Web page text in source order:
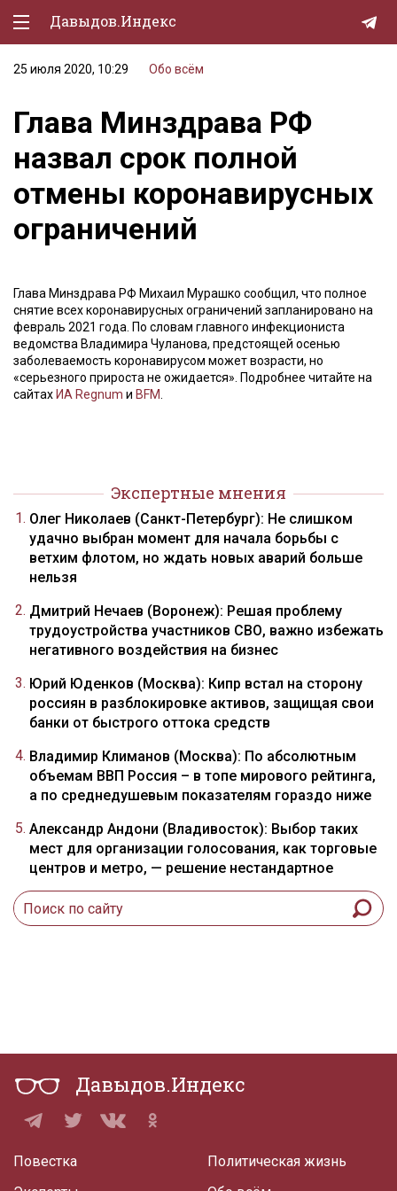
Давыдов.Индекс
Политическая жизнь
Экономика
Природа
Образование
Спорт
Lifestyle
Мурзилка
25 июля 2020, 10:29 Обо всём
Глава Минздрава РФ
назвал срок полной
отмены коронавирусных
ограничений
Глава Минздрава РФ Михаил Мурашко сообщил, что полное
снятие всех коронавирусных ограничений запланировано на
февраль 2021 года. По словам главного инфекциониста
ведомства Владимира Чуланова, предстоящей осенью
заболеваемость коронавирусом может возрасти, но
«серьезного прироста не ожидается». Подробнее читайте на
сайтах ИА Regnum и BFM
Экспертные мнения
Олег Николаев (Санкт-Петербург): Не слишком
удачно выбран момент для начала борьбы с
ветхим флотом, но ждать новых аварий больше
нельзя
Дмитрий Нечаев (Воронеж): Решая проблему
трудоустройства участников СВО, важно избежать
негативного воздействия на бизнес
Юрий Юденков (Москва): Кипр встал на сторону
россиян в разблокировке активов, защищая свои
банки от быстрого оттока средств
Владимир Климанов (Москва): По абсолютным
объемам ВВП Россия – в топе мирового рейтинга,
а по среднедушевым показателям гораздо ниже
Александр Андони (Владивосток): Выбор таких
мест для организации голосования, как торговые
центров и метро, — решение нестандартное
Давыдов.Индекс
Повестка
Политическая жизнь